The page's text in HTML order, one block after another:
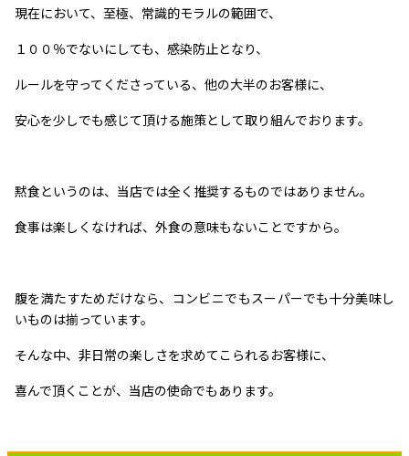
現在において、至極、常識的モラルの範囲で、
１００％でないにしても、感染防止となり、
ルールを守ってくださっている、他の大半のお客様に、
安心を少しでも感じて頂ける施策として取り組んでおります。
黙食というのは、当店では全く推奨するものではありません。
食事は楽しくなければ、外食の意味もないことですから。
腹を満たすためだけなら、コンビニでもスーパーでも十分美味し
いものは揃っています。
そんな中、非日常の楽しさを求めてこられるお客様に、
喜んで頂くことが、当店の使命でもあります。